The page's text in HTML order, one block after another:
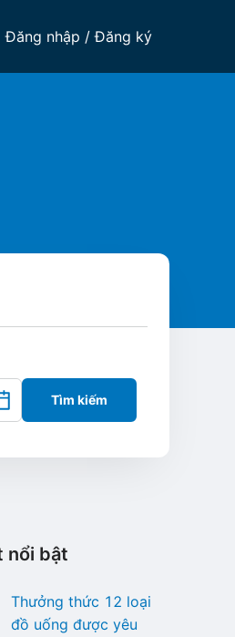
Đăng nhập / Đăng ký
Tìm kiếm
nổi bật
Thưởng thức 12 loại
đồ uống được yêu